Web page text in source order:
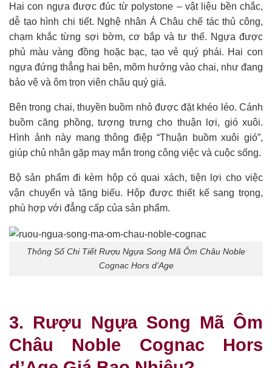
Hai con ngựa được đúc từ polystone – vật liệu bền chắc,
dễ tạo hình chi tiết. Nghệ nhân Á Châu chế tác thủ công,
chạm khắc từng sợi bờm, cơ bắp và tư thế. Ngựa được
phủ màu vàng đồng hoặc bạc, tạo vẻ quý phái. Hai con
ngựa đứng thẳng hai bên, mõm hướng vào chai, như đang
bảo vệ và ôm trọn viên châu quý giá.
Bên trong chai, thuyền buồm nhỏ được đặt khéo léo. Cánh
buồm căng phồng, tượng trưng cho thuận lợi, gió xuôi.
Hình ảnh này mang thông điệp “Thuận buồm xuôi gió”,
giúp chủ nhân gặp may mắn trong công việc và cuộc sống.
Bộ sản phẩm đi kèm hộp có quai xách, tiện lợi cho việc
vận chuyển và tặng biếu. Hộp được thiết kế sang trọng,
phù hợp với đẳng cấp của sản phẩm.
Thông Số Chi Tiết Rượu Ngựa Song Mã Ôm Châu Noble
Cognac Hors d’Age
3. Rượu Ngựa Song Mã Ôm
Châu Noble Cognac Hors